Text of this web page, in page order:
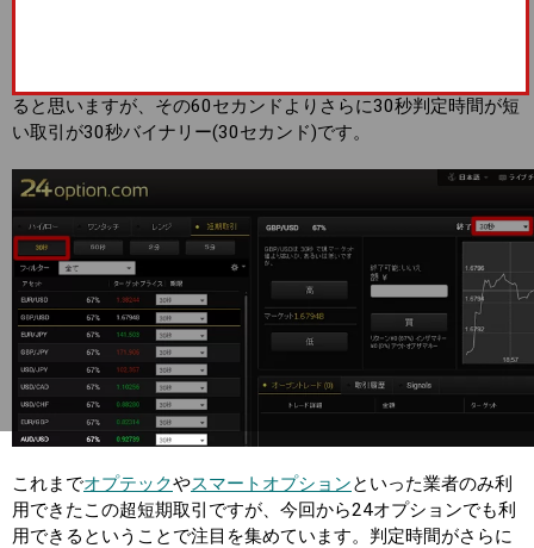
ると思いますが、その60セカンドよりさらに30秒判定時間が短
い取引が30秒バイナリー(30セカンド)です。
これまでオプテックやスマートオプションといった業者のみ利
用できたこの超短期取引ですが、今回から24オプションでも利
用できるということで注目を集めています。判定時間がさらに